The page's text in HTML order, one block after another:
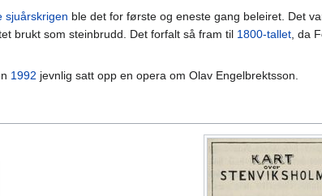
sjuårskrigen ble det for første og eneste gang beleiret. Det
brukt som steinbrudd. Det forfalt så fram til 1800-tallet, da
1992 jevnlig satt opp en opera om Olav Engelbrektsson.